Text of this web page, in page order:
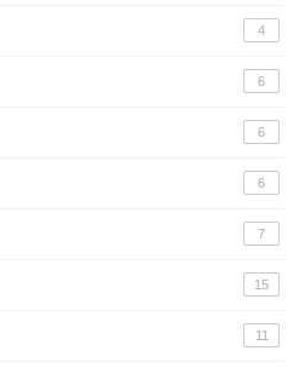
4
6
6
6
7
15
11